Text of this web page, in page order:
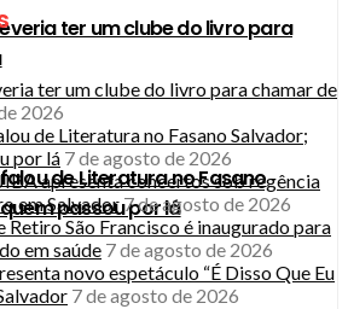
ter um clube do livro para
de Literatura no Fasano
passou por lá
ter um clube do livro para chamar de
2026
de Literatura no Fasano Salvador;
por lá 7 de agosto de 2026
apresenta concertos sob regência
em Salvador7 de agosto de 2026
Retiro São Francisco é inaugurado para
em saúde 7 de agosto de 2026
novo espetáculo “É Disso Que Eu
7 de agosto de 2026